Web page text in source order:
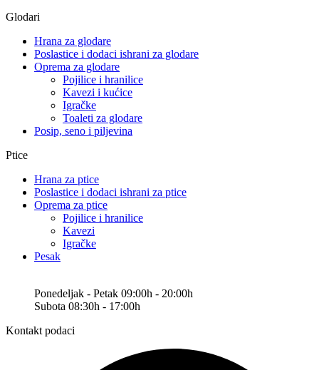
Glodari
Hrana za glodare
Poslastice i dodaci ishrani za glodare
Oprema za glodare
Pojilice i hranilice
Kavezi i kućice
Igračke
Toaleti za glodare
Posip, seno i piljevina
Ptice
Hrana za ptice
Poslastice i dodaci ishrani za ptice
Oprema za ptice
Pojilice i hranilice
Kavezi
Igračke
Pesak
Ponedeljak - Petak 09:00h - 20:00h
Subota 08:30h - 17:00h
Kontakt podaci